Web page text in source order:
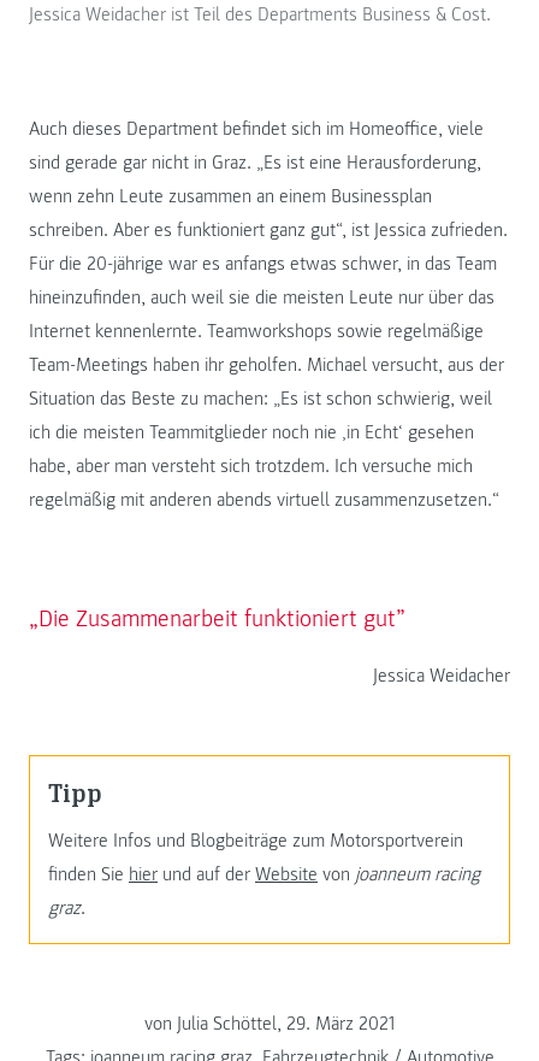
Jessica Weidacher ist Teil des Departments Business & Cost.
Auch dieses Department befindet sich im Homeoffice, viele
sind gerade gar nicht in Graz. „Es ist eine Herausforderung,
wenn zehn Leute zusammen an einem Businessplan
schreiben. Aber es funktioniert ganz gut“, ist Jessica zufrieden.
Für die 20-jährige war es anfangs etwas schwer, in das Team
hineinzufinden, auch weil sie die meisten Leute nur über das
Internet kennenlernte. Teamworkshops sowie regelmäßige
Team-Meetings haben ihr geholfen. Michael versucht, aus der
Situation das Beste zu machen: „Es ist schon schwierig, weil
ich die meisten Teammitglieder noch nie ‚in Echt‘ gesehen
habe, aber man versteht sich trotzdem. Ich versuche mich
regelmäßig mit anderen abends virtuell zusammenzusetzen.“
„Die Zusammenarbeit funktioniert gut”
Jessica Weidacher
Tipp
Weitere Infos und Blogbeiträge zum Motorsportverein
finden Sie hier und auf der Website von joanneum racing
graz.
von Julia Schöttel, 29. März 2021